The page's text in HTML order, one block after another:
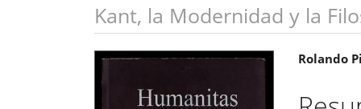
Kant, la Modernidad y la
Barra
lateral
Rolando